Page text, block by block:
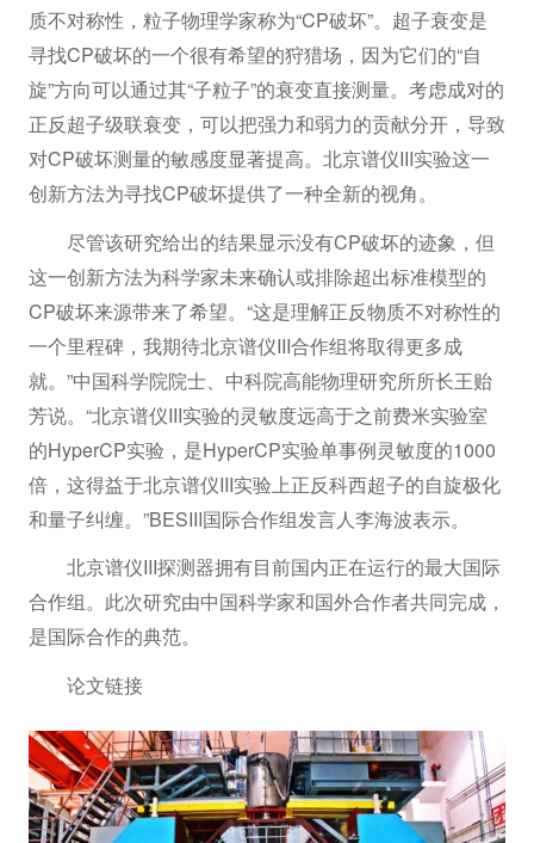
质不对称性，粒子物理学家称为“CP破坏”。超子衰变是
寻找CP破坏的一个很有希望的狩猎场，因为它们的“自
旋”方向可以通过其“子粒子”的衰变直接测量。考虑成对的
正反超子级联衰变，可以把强力和弱力的贡献分开，导致
对CP破坏测量的敏感度显著提高。北京谱仪III实验这一
创新方法为寻找CP破坏提供了一种全新的视角。
尽管该研究给出的结果显示没有CP破坏的迹象，但
这一创新方法为科学家未来确认或排除超出标准模型的
CP破坏来源带来了希望。“这是理解正反物质不对称性的
一个里程碑，我期待北京谱仪III合作组将取得更多成
就。”中国科学院院士、中科院高能物理研究所所长王贻
芳说。“北京谱仪III实验的灵敏度远高于之前费米实验室
的HyperCP实验，是HyperCP实验单事例灵敏度的1000
倍，这得益于北京谱仪III实验上正反科西超子的自旋极化
和量子纠缠。”BESIII国际合作组发言人李海波表示。
北京谱仪III探测器拥有目前国内正在运行的最大国际
合作组。此次研究由中国科学家和国外合作者共同完成，
是国际合作的典范。
论文链接